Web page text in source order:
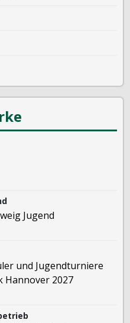
Jugend
und Jugendturniere
Hannover 2027